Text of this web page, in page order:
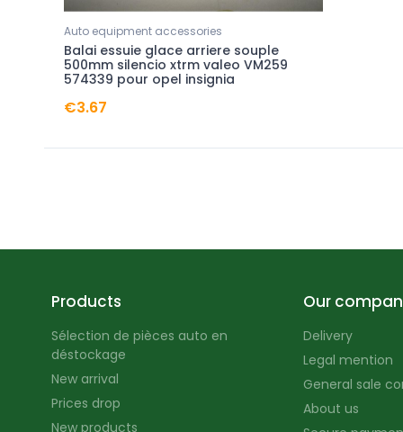
Auto equipment accessories
Balai essuie glace arriere souple
500mm silencio xtrm valeo VM259
574339 pour opel insignia
€3.67
Products
Sélection de pièces auto en
déstockage
New arrival
Prices drop
New products
Our
Delivery
Legal mention
General sale
About us